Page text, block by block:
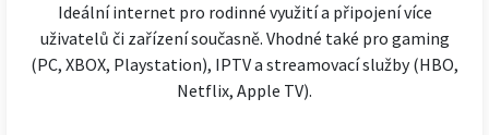
Ideální internet pro rodinné využití a připojení více
uživatelů či zařízení současně. Vhodné také pro gaming
(PC, XBOX, Playstation), IPTV a streamovací služby (HBO,
Netflix, Apple TV).